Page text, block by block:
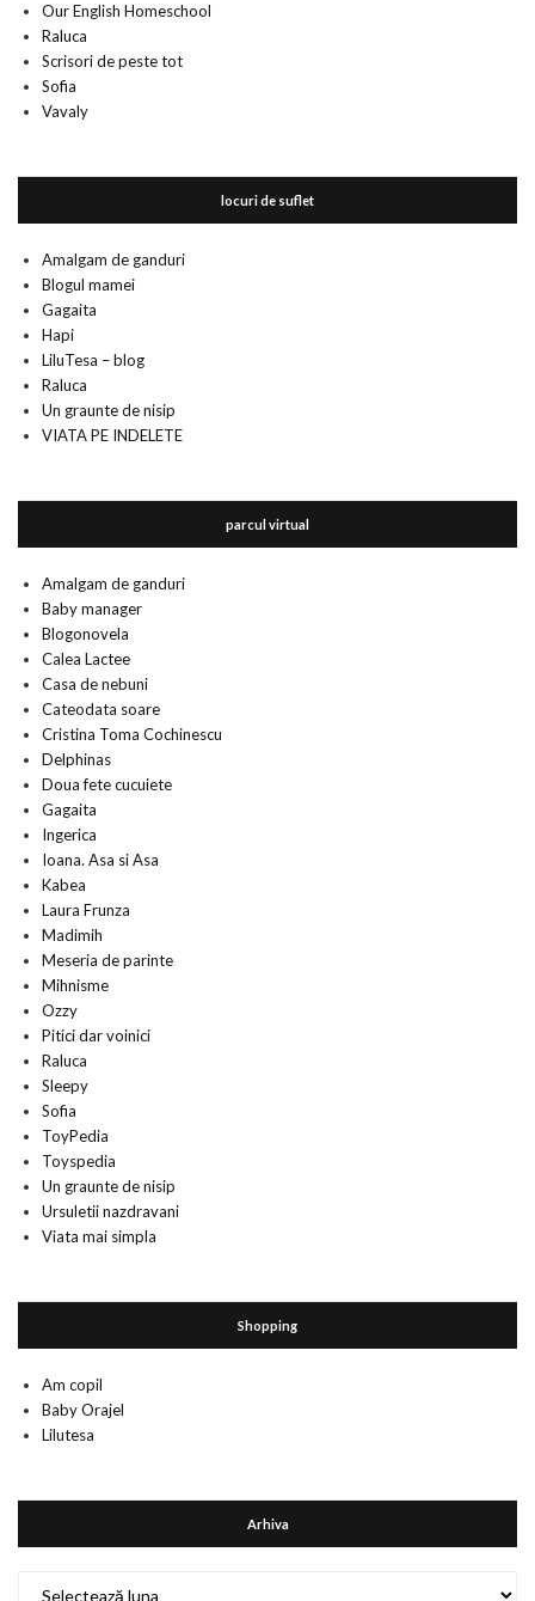
Our English Homeschool
Raluca
Scrisori de peste tot
Sofia
Vavaly
locuri de suflet
Amalgam de ganduri
Blogul mamei
Gagaita
Hapi
LiluTesa – blog
Raluca
Un graunte de nisip
VIATA PE INDELETE
parcul virtual
Amalgam de ganduri
Baby manager
Blogonovela
Calea Lactee
Casa de nebuni
Cateodata soare
Cristina Toma Cochinescu
Delphinas
Doua fete cucuiete
Gagaita
Ingerica
Ioana. Asa si Asa
Kabea
Laura Frunza
Madimih
Meseria de parinte
Mihnisme
Ozzy
Pitici dar voinici
Raluca
Sleepy
Sofia
ToyPedia
Toyspedia
Un graunte de nisip
Ursuletii nazdravani
Viata mai simpla
Shopping
Am copil
Baby Orajel
Lilutesa
Arhiva